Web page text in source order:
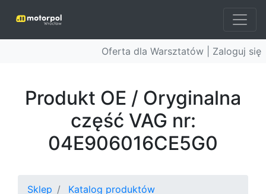
Oferta dla Warsztatów | Zaloguj się
Produkt OE / Oryginalna
część VAG nr:
04E906016CE5G0
Sklep
Katalog produktów